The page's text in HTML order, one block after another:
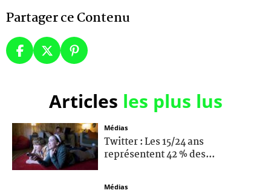
Partager ce Contenu
Articles les plus lus
Médias
Twitter : Les 15/24 ans
représentent 42 % des...
Médias